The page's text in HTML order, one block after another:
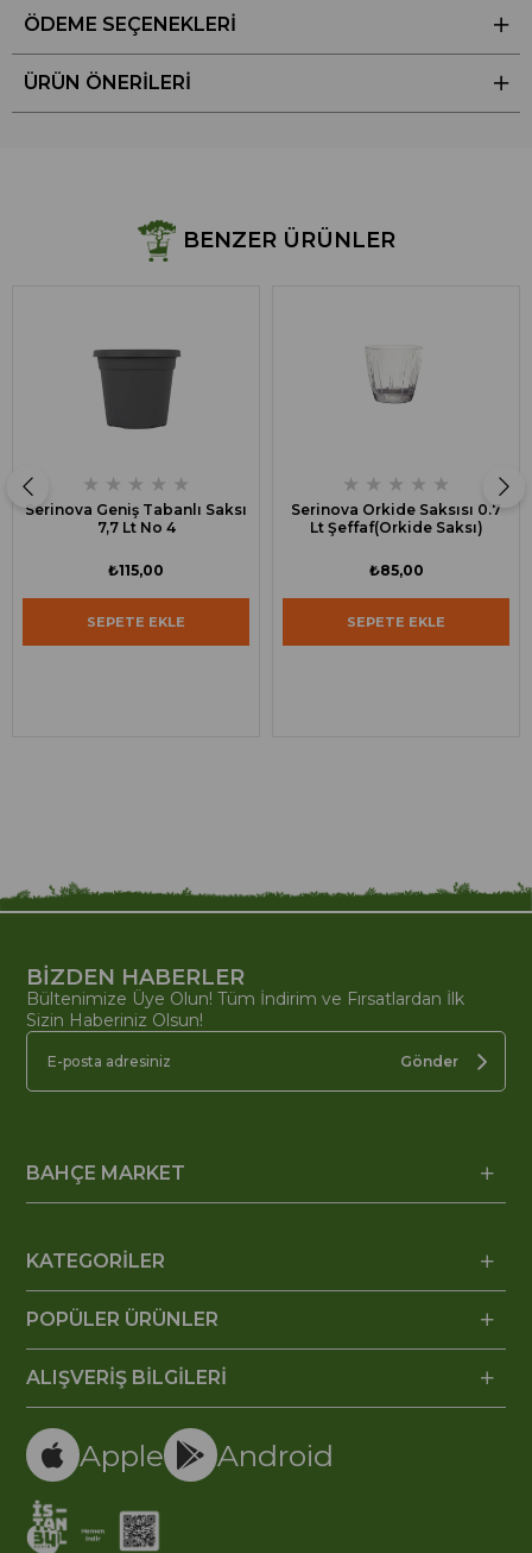
ÖDEME SEÇENEKLERI
ÜRÜN ÖNERILERI
BENZER ÜRÜNLER
★ ★ ★ ★ ★
Serinova Geniş Tabanlı Saksı
7,7 Lt No 4
₺115,00
SEPETE EKLE
★ ★ ★ ★ ★
Serinova Orkide Saksısı 0.7
Lt Şeffaf(Orkide Saksı)
₺85,00
SEPETE EKLE
BİZDEN HABERLER
Bültenimize Üye Olun! Tüm İndirim ve Fırsatlardan İlk
Sizin Haberiniz Olsun!
Gönder
BAHÇE MARKET
KATEGORİLER
POPÜLER ÜRÜNLER
ALIŞVERİŞ BİLGİLERİ
Apple Android